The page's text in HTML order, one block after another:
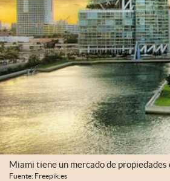
Miami tiene un mercado de
Fuente: Freepik.es